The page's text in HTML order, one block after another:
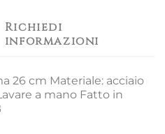
Richiedi
informazioni
26 cm Materiale: acciaio
a mano Fatto in